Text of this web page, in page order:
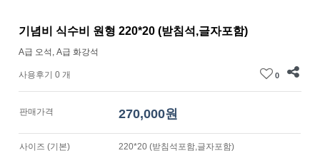
기념비 식수비 원형 220*20 (받침석,글자포함)
A급 오석, A급 화강석
사용후기 0 개 0
판매가격 270,000원
사이즈 (기본) 220*20 (받침석포함,글자포함)